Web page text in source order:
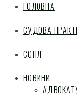
ГОЛОВНА
СУДОВА
ЄСПЛ
НОВИНИ